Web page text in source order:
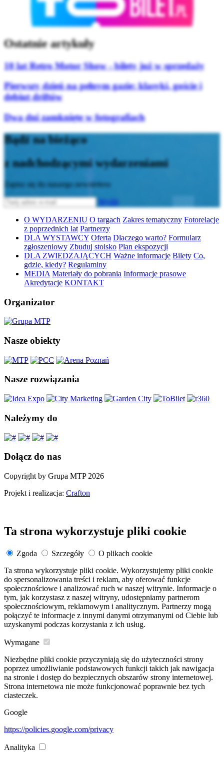
Ostatnie artykuły
10 lat Retro Motor Show - bilety już w sprzedaży
Pierwszy dzień na pełnym gazie: klasyki, goście i
debiut driftów
Dwa dni zamknięte w fotografiach
Bądź na bieżąco
z nadchodzącymi wydarzeniami
Zapisz się do naszego newslettera
Wyślij
O WYDARZENIU O targach Zakres tematyczny Fotorelacje
z poprzednich lat Partnerzy
DLA WYSTAWCY Oferta Dlaczego warto? Formularz
zgłoszeniowy Zbuduj stoisko Plan ekspozycji
DLA ZWIEDZAJĄCYCH Ważne informacje Bilety Co,
gdzie, kiedy? Regulaminy
MEDIA Materiały do pobrania Informacje prasowe
Akredytacje KONTAKT
Organizator
Nasze obiekty
Nasze rozwiązania
Należymy do
Dołącz do nas
Copyright by Grupa MTP 2026
Projekt i realizacja: Crafton
Ta strona wykorzystuje pliki cookie
Zgoda Szczegóły
O plikach cookie
Ta strona wykorzystuje pliki cookie. Wykorzystujemy pliki cookie
do spersonalizowania treści i reklam, aby oferować funkcje
społecznościowe i analizować ruch w naszej witrynie. Informacje o
tym, jak korzystasz z naszej witryny, udostępniamy partnerom
społecznościowym, reklamowym i analitycznym. Partnerzy mogą
połączyć te informacje z innymi danymi otrzymanymi od Ciebie lub
uzyskanymi podczas korzystania z ich usług.
Wymagane
Niezbędne pliki cookie przyczyniają się do użyteczności strony
poprzez umożliwianie podstawowych funkcji takich jak nawigacja
na stronie i dostęp do bezpiecznych obszarów strony internetowej.
Strona internetowa nie może funkcjonować poprawnie bez tych
ciasteczek.
Google
https://policies.google.com/privacy
Analityka